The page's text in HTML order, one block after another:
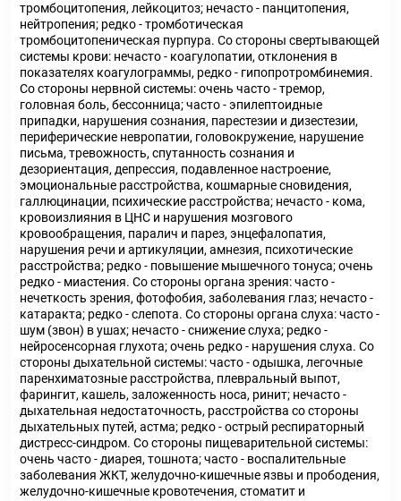
тромбоцитопения, лейкоцитоз; нечасто - панцитопения,
нейтропения; редко - тромботическая
тромбоцитопеническая пурпура. Со стороны свертывающей
системы крови: нечасто - коагулопатии, отклонения в
показателях коагулограммы, редко - гипопротромбинемия.
Со стороны нервной системы: очень часто - тремор,
головная боль, бессонница; часто - эпилептоидные
припадки, нарушения сознания, парестезии и дизестезии,
периферические невропатии, головокружение, нарушение
письма, тревожность, спутанность сознания и
дезориентация, депрессия, подавленное настроение,
эмоциональные расстройства, кошмарные сновидения,
галлюцинации, психические расстройства; нечасто - кома,
кровоизлияния в ЦНС и нарушения мозгового
кровообращения, паралич и парез, энцефалопатия,
нарушения речи и артикуляции, амнезия, психотические
расстройства; редко - повышение мышечного тонуса; очень
редко - миастения. Со стороны органа зрения: часто -
нечеткость зрения, фотофобия, заболевания глаз; нечасто -
катаракта; редко - слепота. Со стороны органа слуха: часто -
шум (звон) в ушах; нечасто - снижение слуха; редко -
нейросенсорная глухота; очень редко - нарушения слуха. Со
стороны дыхательной системы: часто - одышка, легочные
паренхиматозные расстройства, плевральный выпот,
фарингит, кашель, заложенность носа, ринит; нечасто -
дыхательная недостаточность, расстройства со стороны
дыхательных путей, астма; редко - острый респираторный
дистресс-синдром. Со стороны пищеварительной системы:
очень часто - диарея, тошнота; часто - воспалительные
заболевания ЖКТ, желудочно-кишечные язвы и прободения,
желудочно-кишечные кровотечения, стоматит и